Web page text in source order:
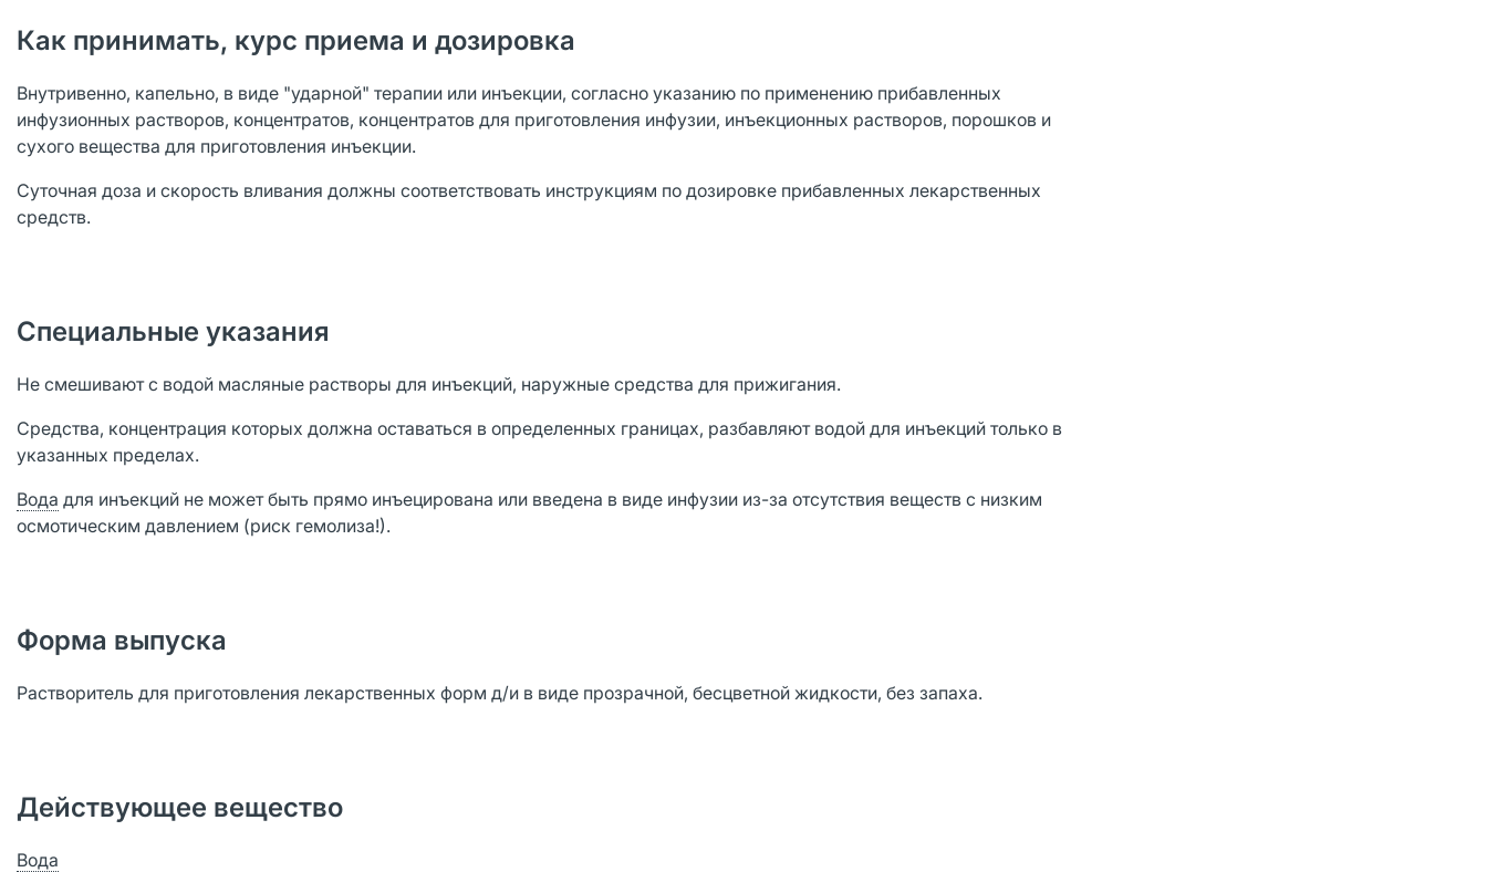
Как принимать, курс приема и дозировка
Внутривенно, капельно, в виде "ударной" терапии или инъекции, согласно указанию по применению прибавленных
инфузионных растворов, концентратов, концентратов для приготовления инфузии, инъекционных растворов, порошков и
сухого вещества для приготовления инъекции.
Суточная доза и скорость вливания должны соответствовать инструкциям по дозировке прибавленных лекарственных
средств.
Специальные указания
Не смешивают с водой масляные растворы для инъекций, наружные средства для прижигания.
Средства, концентрация которых должна оставаться в определенных границах, разбавляют водой для инъекций только в
указанных пределах.
Вода для инъекций не может быть прямо инъецирована или введена в виде инфузии из-за отсутствия веществ с низким
осмотическим давлением (риск гемолиза!).
Форма выпуска
Растворитель для приготовления лекарственных форм д/и в виде прозрачной, бесцветной жидкости, без запаха.
Действующее вещество
Вода